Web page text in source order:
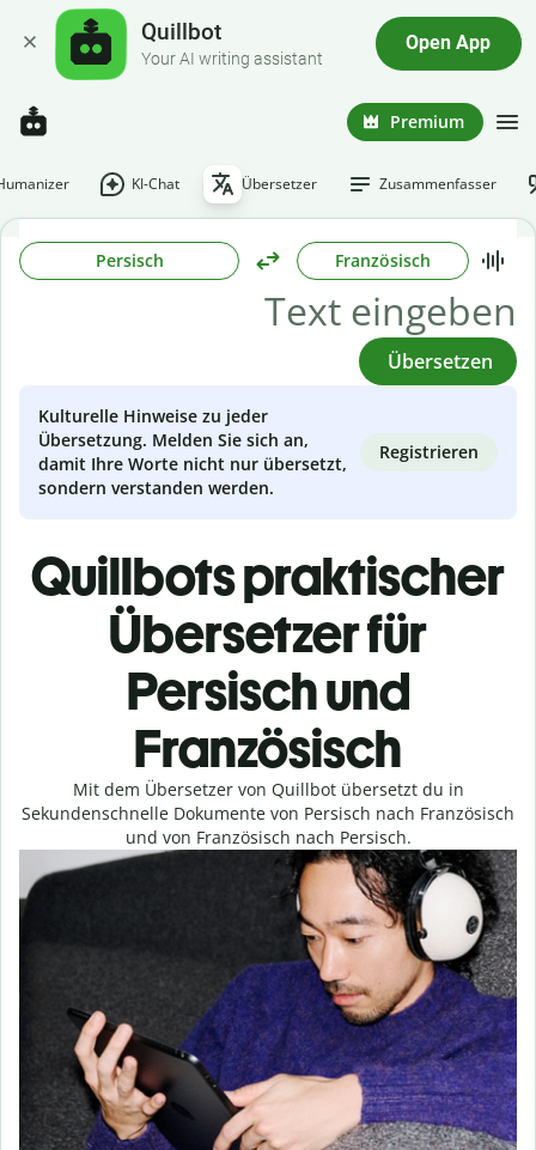
Quillbot
Your AI writing assistant
Open App
Premium
KI-Chat Übersetzer Zusammenfasser
Persisch Französisch
Übersetzen
Kulturelle Hinweise zu jeder
Übersetzung. Melden Sie sich an,
damit Ihre Worte nicht nur übersetzt,
sondern verstanden werden.
Registrieren
Quillbots praktischer
Übersetzer für
Persisch und
Französisch
Mit dem Übersetzer von Quillbot übersetzt du in
Sekundenschnelle Dokumente von Persisch nach Französisch
und von Französisch nach Persisch.